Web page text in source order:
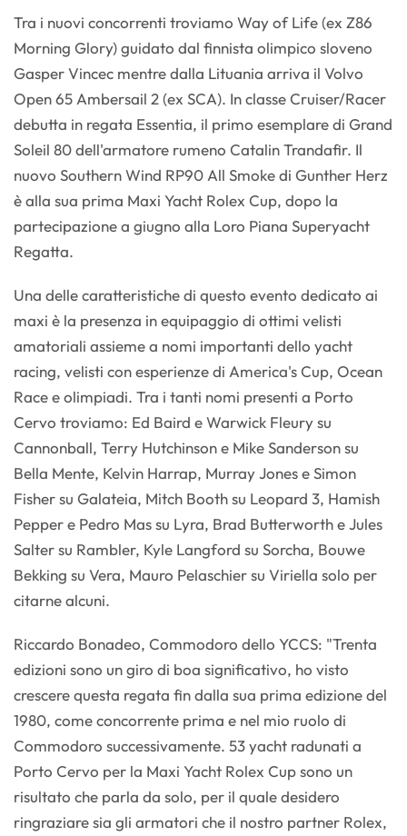
Tra i nuovi concorrenti troviamo Way of Life (ex Z86
Morning Glory) guidato dal finnista olimpico sloveno
Gasper Vincec mentre dalla Lituania arriva il Volvo
Open 65 Ambersail 2 (ex SCA). In classe Cruiser/Racer
debutta in regata Essentia, il primo esemplare di Grand
Soleil 80 dell'armatore rumeno Catalin Trandafir. Il
nuovo Southern Wind RP90 All Smoke di Gunther Herz
è alla sua prima Maxi Yacht Rolex Cup, dopo la
partecipazione a giugno alla Loro Piana Superyacht
Regatta.
Una delle caratteristiche di questo evento dedicato ai
maxi è la presenza in equipaggio di ottimi velisti
amatoriali assieme a nomi importanti dello yacht
racing, velisti con esperienze di America's Cup, Ocean
Race e olimpiadi. Tra i tanti nomi presenti a Porto
Cervo troviamo: Ed Baird e Warwick Fleury su
Cannonball, Terry Hutchinson e Mike Sanderson su
Bella Mente, Kelvin Harrap, Murray Jones e Simon
Fisher su Galateia, Mitch Booth su Leopard 3, Hamish
Pepper e Pedro Mas su Lyra, Brad Butterworth e Jules
Salter su Rambler, Kyle Langford su Sorcha, Bouwe
Bekking su Vera, Mauro Pelaschier su Viriella solo per
citarne alcuni.
Riccardo Bonadeo, Commodoro dello YCCS: "Trenta
edizioni sono un giro di boa significativo, ho visto
crescere questa regata fin dalla sua prima edizione del
1980, come concorrente prima e nel mio ruolo di
Commodoro successivamente. 53 yacht radunati a
Porto Cervo per la Maxi Yacht Rolex Cup sono un
risultato che parla da solo, per il quale desidero
ringraziare sia gli armatori che il nostro partner Rolex,